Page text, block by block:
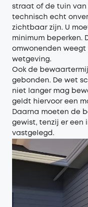
straat of de tuin van
technisch echt
zichtbaar zijn. U
minimum beperken.
omwonenden
wetgeving.
Ook de
gebonden. De wet
niet langer mag
geldt hiervoor een
Daarna moeten de
gewist, tenzij er een
vastgelegd.